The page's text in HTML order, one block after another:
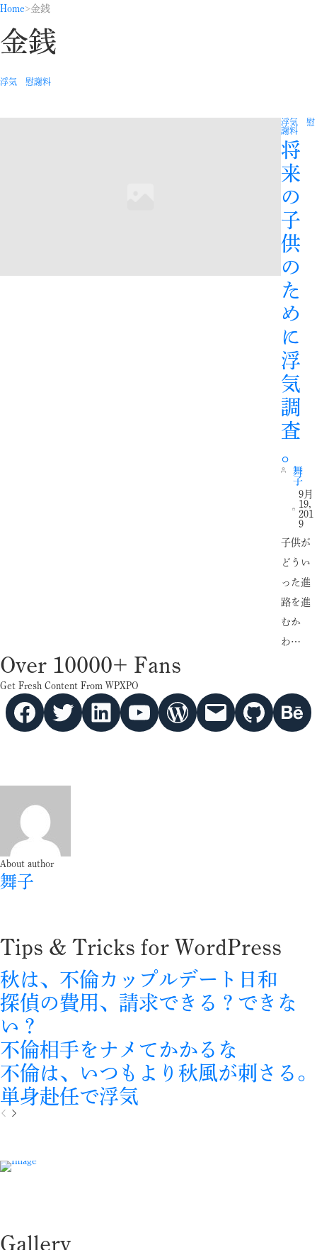
Home 金銭
金銭
浮気 慰謝料
浮気 慰
謝料
将
来
の
子
供
の
た
め
に
浮
気
調
査
。
舞
子
9月
19,
201
9
子供が
どうい
った進
路を進
むか
わ…
Over 10000+ Fans
Get Fresh Content From WPXPO
Facebook Twitter hello vaa YouTube WordPress Mail GitHub Behance
About author
舞子
Tips & Tricks for WordPress
秋は、不倫カップルデート日和
探偵の費用、請求できる？できな
い？
不倫相手をナメてかかるな
不倫は、いつもより秋風が刺さる。
単身赴任で浮気
P
o
u
N
Gallery